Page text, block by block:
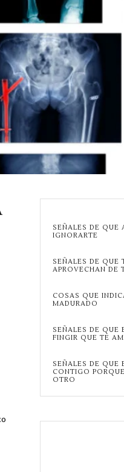
SEÑALES DE QUE
IGNORARTE
SEÑALES DE QUE
APROVECHAN DE
COSAS QUE
MADURADO
SEÑALES DE QUE
FINGIR QUE TE
SEÑALES DE QUE
CONTIGO
OTRO